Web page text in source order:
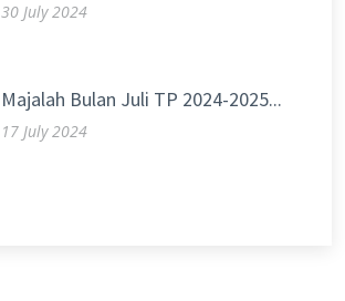
30 July 2024
Majalah Bulan Juli TP 2024-2025...
17 July 2024